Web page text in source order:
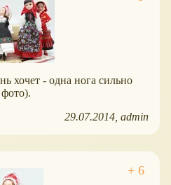
хочет - одна нога сильно
29.07.2014 admin